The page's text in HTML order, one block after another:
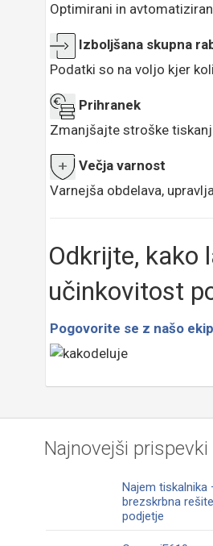
Optimirani in
Izboljšana skupna
Podatki so na voljo kjer
Prihranek
Zmanjšajte stroške
Večja varnost
Varnejša obdelava,
Odkrijte, kako
učinkovitost
Pogovorite se z našo
Najnovejši prispevki
Najem tiskalnika
brezskrbna
podjetje